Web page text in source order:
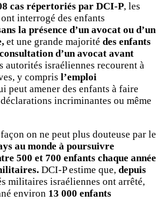
cas répertoriés par DCI-P, les
interrogé des enfants
la présence d’un avocat ou d’un
et une grande majorité des enfants
d’un avocat avant
autorités israéliennes recourent à
y compris l’emploi
peut amener des enfants à faire
incriminantes ou même
on ne peut plus douteuse par le
au monde à poursuivre
500 et 700 enfants chaque année
DCI-P estime que, depuis
militaires israéliennes ont arrêté,
environ 13 000 enfants